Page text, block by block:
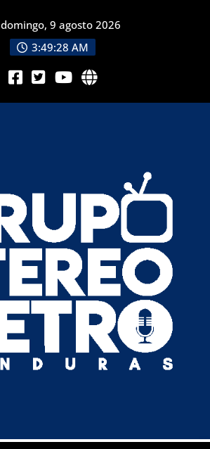
domingo, 9 agosto 2026
3:49:30 AM